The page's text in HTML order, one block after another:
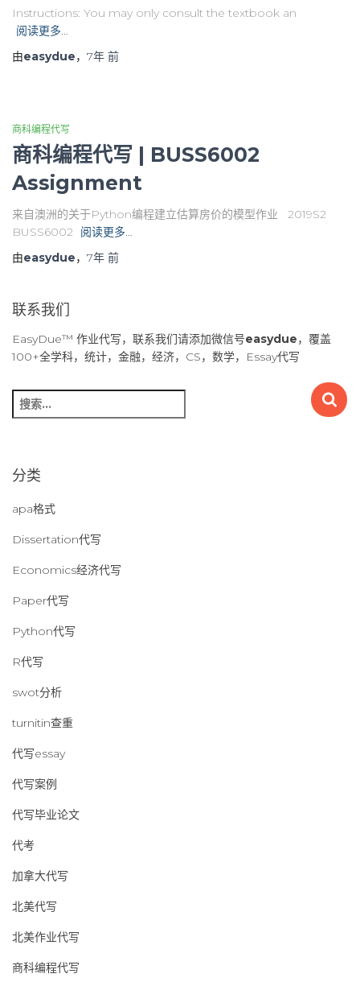
Instructions: You may only consult the textbook an
阅读更多…
由easydue， 7年 前
商科编程代写
商科编程代写 | BUSS6002
Assignment
来自澳洲的关于Python编程建立估算房价的模型作业 2019S2
BUSS6002
阅读更多…
由easydue， 7年 前
联系我们
EasyDue™ 作业代写，联系我们请添加微信号easydue，覆盖
100+全学科，统计，金融，经济，CS，数学，Essay代写
搜
索
分类
apa格式
Dissertation代写
Economics经济代写
Paper代写
Python代写
R代写
swot分析
turnitin查重
代写essay
代写案例
代写毕业论文
代考
加拿大代写
北美代写
北美作业代写
商科编程代写